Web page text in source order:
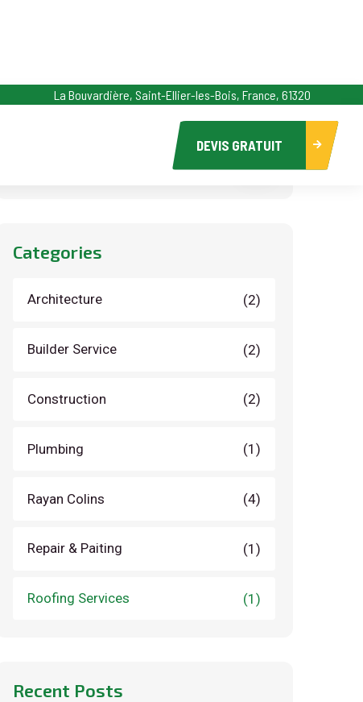
La Bouvardière, Saint-Ellier-les-Bois, France, 61320
DEVIS GRATUIT
Categories
Architecture (2)
Builder Service (2)
Construction (2)
Plumbing (1)
Rayan Colins (4)
Repair & Paiting (1)
Roofing Services (1)
Recent Posts